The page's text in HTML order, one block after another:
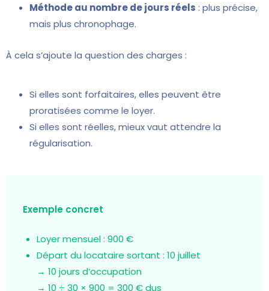
Méthode au nombre de jours réels : plus précise,
mais plus chronophage.
À cela s’ajoute la question des charges :
Si elles sont forfaitaires, elles peuvent être
proratisées comme le loyer.
Si elles sont réelles, mieux vaut attendre la
régularisation.
Exemple concret
Loyer mensuel : 900 €
Départ du locataire sortant : 10 juillet
→ 10 jours d’occupation
→ 10 ÷ 30 × 900 = 300 € dus